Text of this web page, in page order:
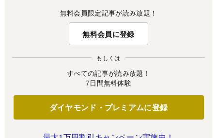
無料会員限定記事が読み放題！
無料会員に登録
もしくは
すべての記事が読み放題！
7日間無料体験
ダイヤモンド・プレミアムに登録